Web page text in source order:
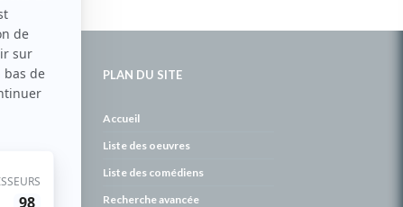
PLAN DU SITE
Accueil
Liste des oeuvres
Liste des comédiens
Recherche avancée